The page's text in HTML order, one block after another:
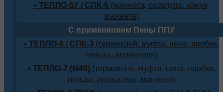
• ТЕПЛО-5У / СПК-6 (манжета, скорлупа, кожух,
манжета)
С применением Пены ППУ
• ТЕПЛО-6 / СПК-3 (термоклей, муфта, пена, пробки,
гильзы, держатели)
• ТЕПЛО-7 (М40)(термоклей, муфта, пена, пробки,
гильзы, держатели, манжета)